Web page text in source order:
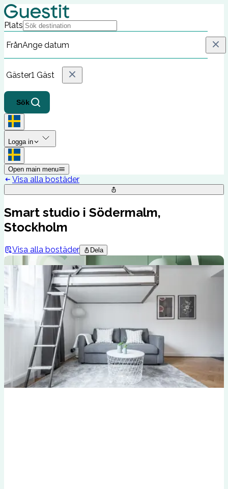
Plats
FrånAnge datum
Gäster1 Gäst
Sök
Logga in
Open main menu
Visa alla bostäder
Smart studio i Södermalm,
Stockholm
Visa alla bostäder Dela